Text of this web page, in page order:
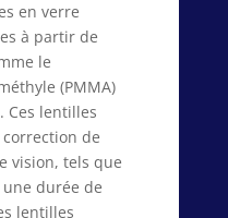
en verre
à partir de
le
(PMMA)
Ces lentilles
de
vision, tels que
une durée de
lentilles